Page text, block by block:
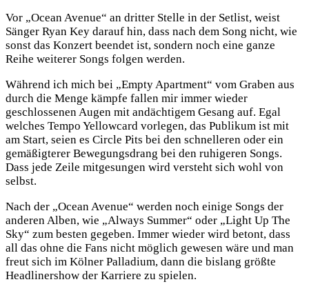
Vor „Ocean Avenue“ an dritter Stelle in der Setlist, weist
Sänger Ryan Key darauf hin, dass nach dem Song nicht, wie
sonst das Konzert beendet ist, sondern noch eine ganze
Reihe weiterer Songs folgen werden.
Während ich mich bei „Empty Apartment“ vom Graben aus
durch die Menge kämpfe fallen mir immer wieder
geschlossenen Augen mit andächtigem Gesang auf. Egal
welches Tempo Yellowcard vorlegen, das Publikum ist mit
am Start, seien es Circle Pits bei den schnelleren oder ein
gemäßigterer Bewegungsdrang bei den ruhigeren Songs.
Dass jede Zeile mitgesungen wird versteht sich wohl von
selbst.
Nach der „Ocean Avenue“ werden noch einige Songs der
anderen Alben, wie „Always Summer“ oder „Light Up The
Sky“ zum besten gegeben. Immer wieder wird betont, dass
all das ohne die Fans nicht möglich gewesen wäre und man
freut sich im Kölner Palladium, dann die bislang größte
Headlinershow der Karriere zu spielen.